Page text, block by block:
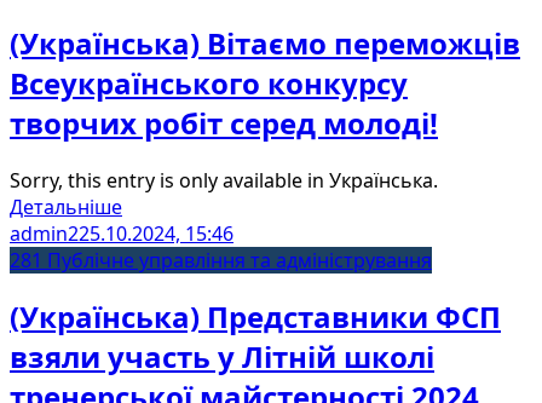
(Українська) Вітаємо переможців
Всеукраїнського конкурсу
творчих робіт серед молоді!
Sorry, this entry is only available in Українська.
Детальніше
admin225.10.2024, 15:46
281 Публічне управління та адміністрування
(Українська) Представники ФСП
взяли участь у Літній школі